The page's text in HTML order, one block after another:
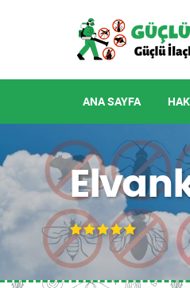
ANA SAYFA